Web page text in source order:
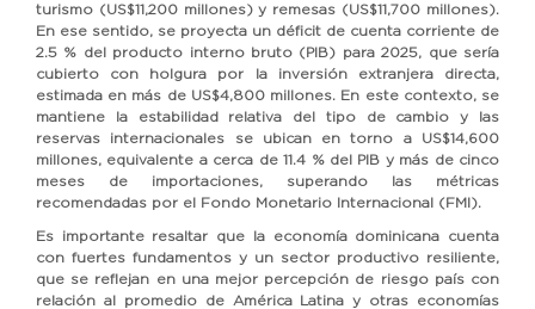
turismo (US$11,200 millones) y remesas (US$11,700 millones).
En ese sentido, se proyecta un déficit de cuenta corriente de
2.5 % del producto interno bruto (PIB) para 2025, que sería
cubierto con holgura por la inversión extranjera directa,
estimada en más de US$4,800 millones. En este contexto, se
mantiene la estabilidad relativa del tipo de cambio y las
reservas internacionales se ubican en torno a US$14,600
millones, equivalente a cerca de 11.4 % del PIB y más de cinco
meses de importaciones, superando las métricas
recomendadas por el Fondo Monetario Internacional (FMI).
Es importante resaltar que la economía dominicana cuenta
con fuertes fundamentos y un sector productivo resiliente,
que se reflejan en una mejor percepción de riesgo país con
relación al promedio de América Latina y otras economías